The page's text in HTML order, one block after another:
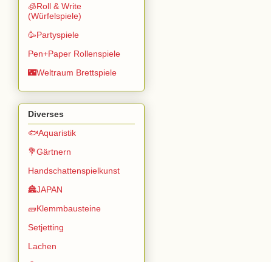
🧊Roll & Write
(Würfelspiele)
🥳Partyspiele
Pen+Paper Rollenspiele
🌃Weltraum Brettspiele
Diverses
🐟Aquaristik
💐Gärtnern
Handschattenspielkunst
🏯JAPAN
🧱Klemmbausteine
Setjetting
Lachen